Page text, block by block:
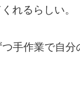
れるらしい。
手作業で自分